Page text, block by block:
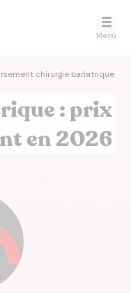
Menu
chirurgie bariatrique
: prix
en 2026